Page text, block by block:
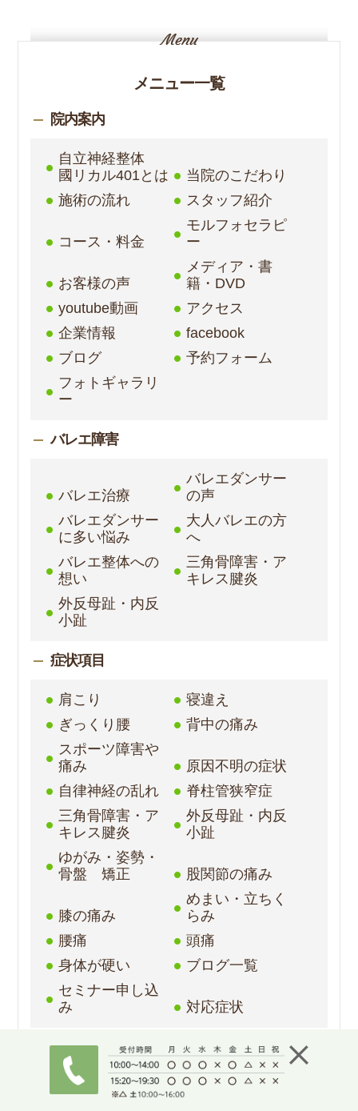
メニュー一覧
院内案内
自立神経整体
國リカル401とは
当院のこだわり
施術の流れ
スタッフ紹介
コース・料金
モルフォセラピ
ー
お客様の声
メディア・書
籍・DVD
youtube動画
アクセス
企業情報
facebook
ブログ
予約フォーム
フォトギャラリ
ー
バレエ障害
バレエ治療
バレエダンサー
の声
バレエダンサー
に多い悩み
大人バレエの方
へ
バレエ整体への
想い
三角骨障害・ア
キレス腱炎
外反母趾・内反
小趾
症状項目
肩こり
寝違え
ぎっくり腰
背中の痛み
スポーツ障害や
痛み
原因不明の症状
自律神経の乱れ
脊柱管狭窄症
三角骨障害・ア
キレス腱炎
外反母趾・内反
小趾
ゆがみ・姿勢・
骨盤 矯正
股関節の痛み
膝の痛み
めまい・立ちく
らみ
腰痛
頭痛
身体が硬い
ブログ一覧
セミナー申し込
み
対応症状
セミナー
治療家向けセミ